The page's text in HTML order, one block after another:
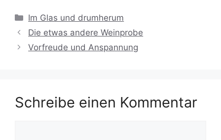
Kategorien
Im Glas und drumherum
Die etwas andere Weinprobe
Vorfreude und Anspannung
Schreibe einen Kommentar